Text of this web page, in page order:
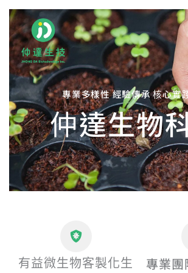
跳
至
主
要
內
容
專業多樣性 經驗傳承 核心實
仲達生物
有益微生物客製化生
專業